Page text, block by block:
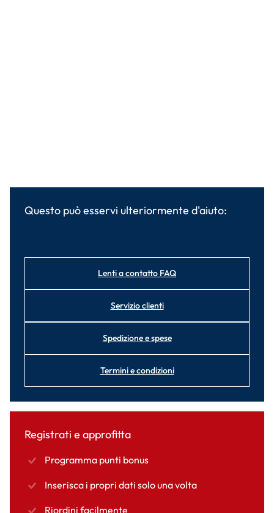
Questo può esservi ulteriormente d'aiuto:
Lenti a contatto FAQ
Servizio clienti
Spedizione e spese
Termini e condizioni
Registrati e approfitta
Programma punti bonus
Inserisca i propri dati solo una volta
Riordini facilmente